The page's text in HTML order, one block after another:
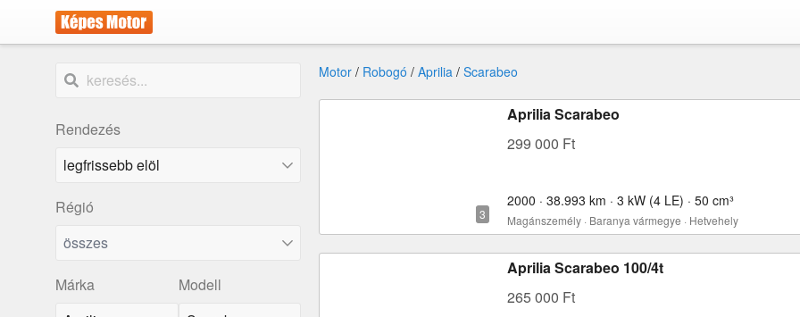
Rendezés
Régió
összes
Márka
Modell
Motor / Robogó / Aprilia / Scarabeo
Aprilia Scarabeo
299 000 Ft
2000 · 38.993 km · 3 kW (4 LE) · 50 cm³
Magánszemély · Baranya vármegye · Hetvehely
Aprilia Scarabeo 100/4t
265 000 Ft